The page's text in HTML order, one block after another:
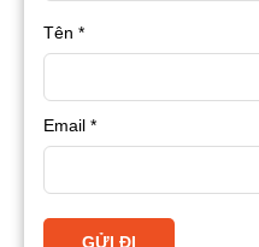
Tên *
Email *